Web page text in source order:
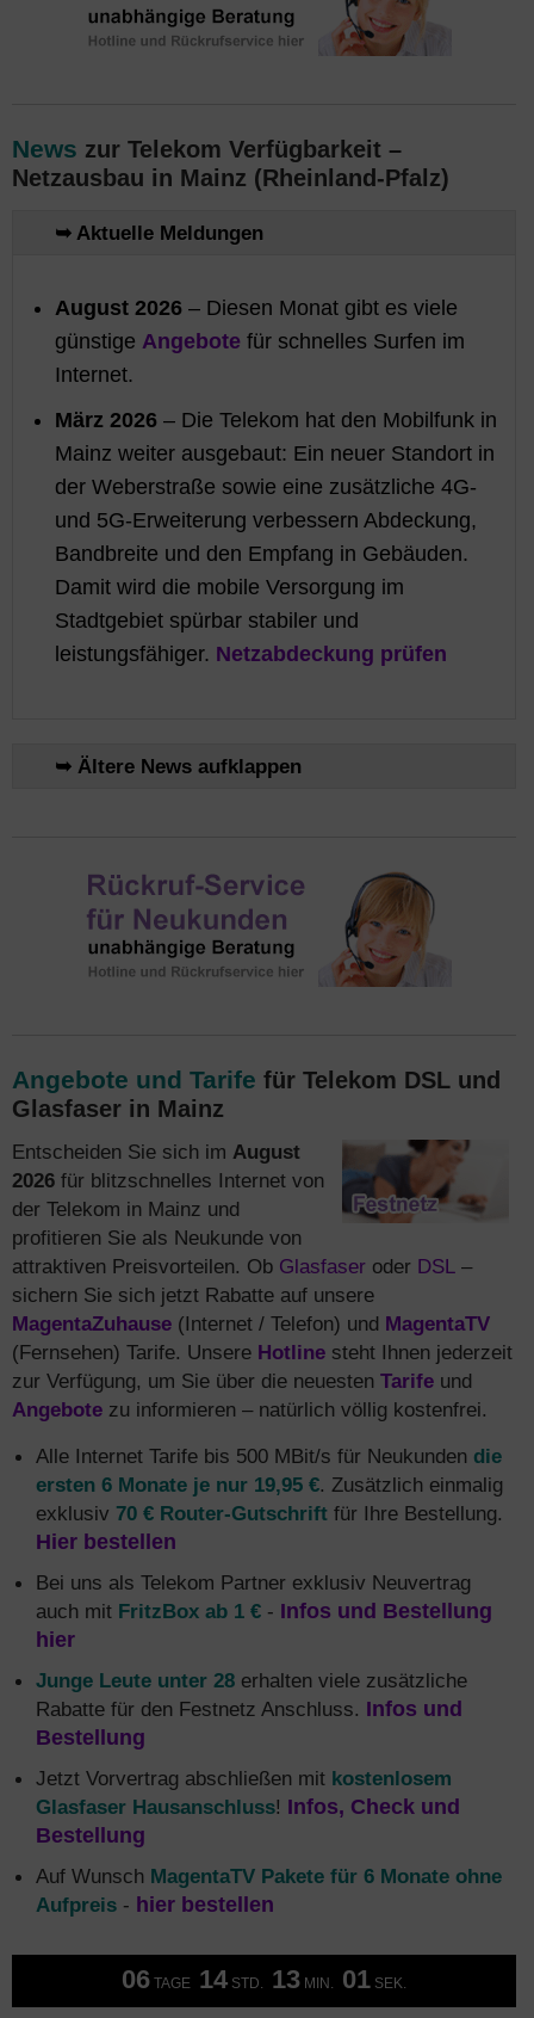
News zur Telekom Verfügbarkeit –
Netzausbau in Mainz (Rheinland-Pfalz)
➥ Aktuelle Meldungen
August 2026 – Diesen Monat gibt es viele
günstige Angebote für schnelles Surfen im
Internet.
März 2026 – Die Telekom hat den Mobilfunk in
Mainz weiter ausgebaut: Ein neuer Standort in
der Weberstraße sowie eine zusätzliche 4G‑
und 5G‑Erweiterung verbessern Abdeckung,
Bandbreite und den Empfang in Gebäuden.
Damit wird die mobile Versorgung im
Stadtgebiet spürbar stabiler und
leistungsfähiger. Netzabdeckung prüfen
➥ Ältere News aufklappen
Angebote und Tarife für Telekom DSL und
Glasfaser in Mainz
Entscheiden Sie sich im August
2026 für blitzschnelles Internet von
der Telekom in Mainz und
profitieren Sie als Neukunde von
attraktiven Preisvorteilen. Ob Glasfaser oder DSL –
sichern Sie sich jetzt Rabatte auf unsere
MagentaZuhause (Internet / Telefon) und MagentaTV
(Fernsehen) Tarife. Unsere Hotline steht Ihnen jederzeit
zur Verfügung, um Sie über die neuesten Tarife und
Angebote zu informieren – natürlich völlig kostenfrei.
Alle Internet Tarife bis 500 MBit/s für Neukunden die
ersten 6 Monate je nur 19,95 €. Zusätzlich einmalig
exklusiv 70 € Router-Gutschrift für Ihre Bestellung.
Hier bestellen
Bei uns als Telekom Partner exklusiv Neuvertrag
auch mit FritzBox ab 1 € - Infos und Bestellung
hier
Junge Leute unter 28 erhalten viele zusätzliche
Rabatte für den Festnetz Anschluss. Infos und
Bestellung
Jetzt Vorvertrag abschließen mit kostenlosem
Glasfaser Hausanschluss! Infos, Check und
Bestellung
Auf Wunsch MagentaTV Pakete für 6 Monate ohne
Aufpreis - hier bestellen
06 TAGE 14 STD. 13 MIN. 00 SEK.